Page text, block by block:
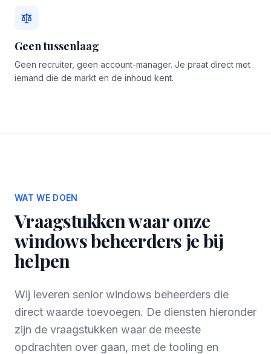
Geen tussenlaag
Geen recruiter, geen account-manager. Je praat direct met
iemand die de markt en de inhoud kent.
WAT WE DOEN
Vraagstukken waar onze
windows beheerders je bij
helpen
Wij leveren senior windows beheerders die
direct waarde toevoegen. De diensten hieronder
zijn de vraagstukken waar de meeste
opdrachten over gaan, met de tooling en